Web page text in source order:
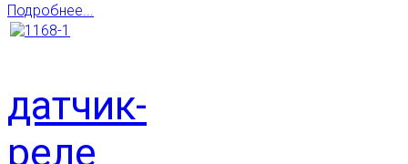
Подробнее...
датчик-
реле